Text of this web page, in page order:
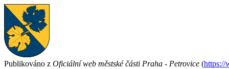
Publikováno z Oficiální web městské části Praha - Petrovice (https://